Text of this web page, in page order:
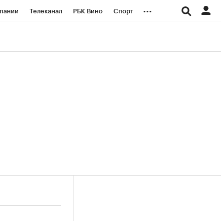
Телеканал РБК Вино Спорт ...